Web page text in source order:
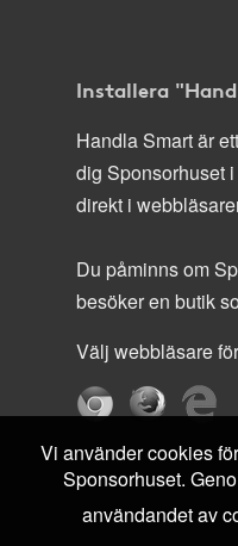
Installera
Handla Smart är
dig Sponsorhuset
direkt i
Du påminns om
besöker en butik
Välj webbläsare
Vi använder cookies
Sponsorhuset.
användandet av